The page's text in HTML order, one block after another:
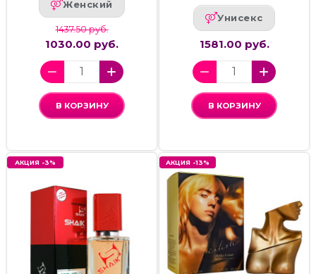
Женский
1437.50 руб.
1030.00 руб.
В КОРЗИНУ
Унисекс
1581.00 руб.
В КОРЗИНУ
АКЦИЯ -3% АКЦИЯ -13%